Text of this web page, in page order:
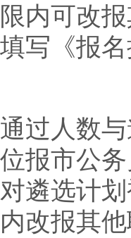
内可改
写《报
人数与
报市公
遴选计
改报其